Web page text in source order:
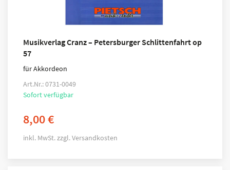
Musikverlag Cranz – Petersburger Schlittenfahrt op
57
für Akkordeon
Art.Nr.: 0731-0049
Sofort verfügbar
8,00€
inkl. MwSt. zzgl.Versandkosten